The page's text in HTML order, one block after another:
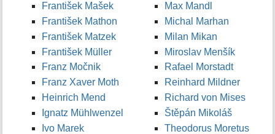
František Mašek
František Mathon
František Matzek
František Müller
Franz Močnik
Franz Xaver Moth
Heinrich Mend
Ignatz Mühlwenzel
Ivo Marek
Max Mandl
Michal Marhan
Milan Mikan
Miroslav Menšík
Rafael Morstadt
Reinhard Mildner
Richard von Mises
Štěpán Mikoláš
Theodorus Moretus